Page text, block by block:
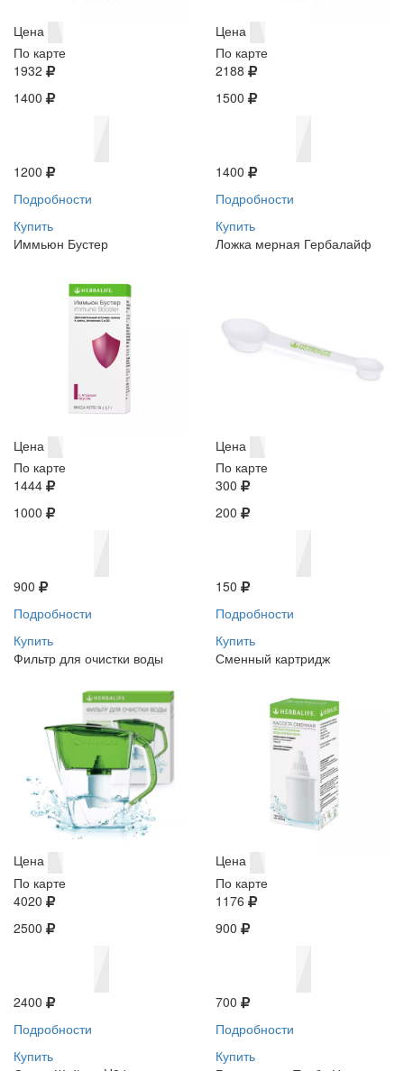
Цена
По карте
1932
1400
1200
Подробности
Купить
Цена
По карте
2188
1500
1400
Подробности
Купить
Иммьюн Бустер
Цена
По карте
1444
1000
900
Подробности
Купить
Ложка мерная Гербалайф
Цена
По карте
300
200
150
Подробности
Купить
Фильтр для очистки воды
Цена
По карте
4020
2500
2400
Подробности
Купить
Сменный картридж
Цена
По карте
1176
900
700
Подробности
Купить